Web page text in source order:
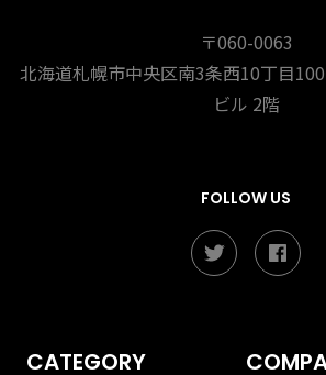
〒060-0063
北海道札幌市中央区南3条西10丁目
ビル 2階
FOLLOW US